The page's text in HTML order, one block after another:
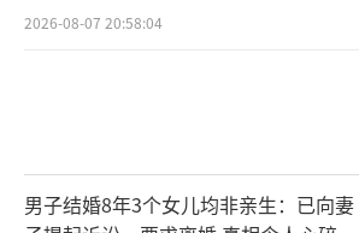
2026-08-07 20:58:04
男子结婚8年3个女儿均非亲生：已向妻